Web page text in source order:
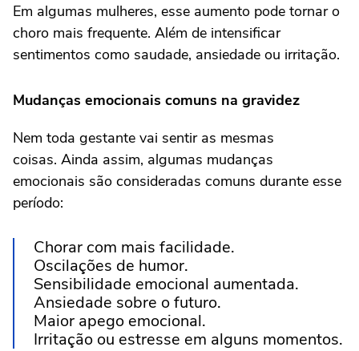
Em algumas mulheres, esse aumento pode tornar o
choro mais frequente. Além de intensificar
sentimentos como saudade, ansiedade ou irritação.
Mudanças emocionais comuns na gravidez
Nem toda gestante vai sentir as mesmas
coisas. Ainda assim, algumas mudanças
emocionais são consideradas comuns durante esse
período:
Chorar com mais facilidade.
Oscilações de humor.
Sensibilidade emocional aumentada.
Ansiedade sobre o futuro.
Maior apego emocional.
Irritação ou estresse em alguns momentos.